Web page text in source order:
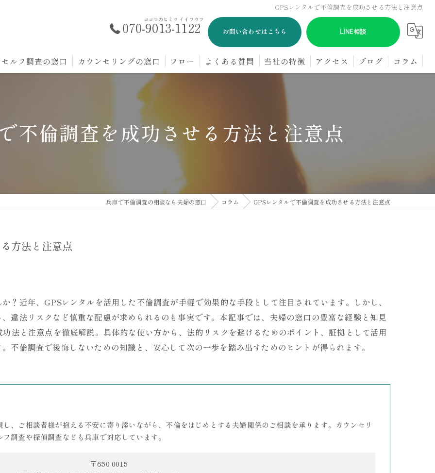
GPSレンタルで不倫調査を成功させる方法と注意点
070-9013-1122
ココロのヒミツ イイフウフ
お問い合わせはこちら LINE相談
セルフ調査の窓口 カウンセリングの窓口 フロー よくある質問 当社の特徴
オンライン
パートナー
アクセス ブログ コラム
不倫調査を成功させる方法と注意点
兵庫で不倫調査の相談なら夫婦の窓口 コラム GPSレンタルで不倫調査を成功させる方法と注意点
方法と注意点
？近年、GPSレンタルを活用した不倫調査が手軽で効果的な手段として注目されています。しかし、
違法リスクなど慎重な配慮が求められるのも事実です。本記事では、夫婦の窓口の豊富な経験と知見
法と注意点を徹底解説。具体的な使い方から、法的リスクを避けるためのポイント、証拠として活用
不倫調査で後悔しないための知識と、安心して次の一歩を踏み出すためのヒントが得られます。
し、ご相談者様が抱える不安に寄り添いながら、不倫をはじめとする夫婦関係のご相談を承ります。カウンセリ
調査や探偵調査なども兵庫で対応しています。
〒650-0015